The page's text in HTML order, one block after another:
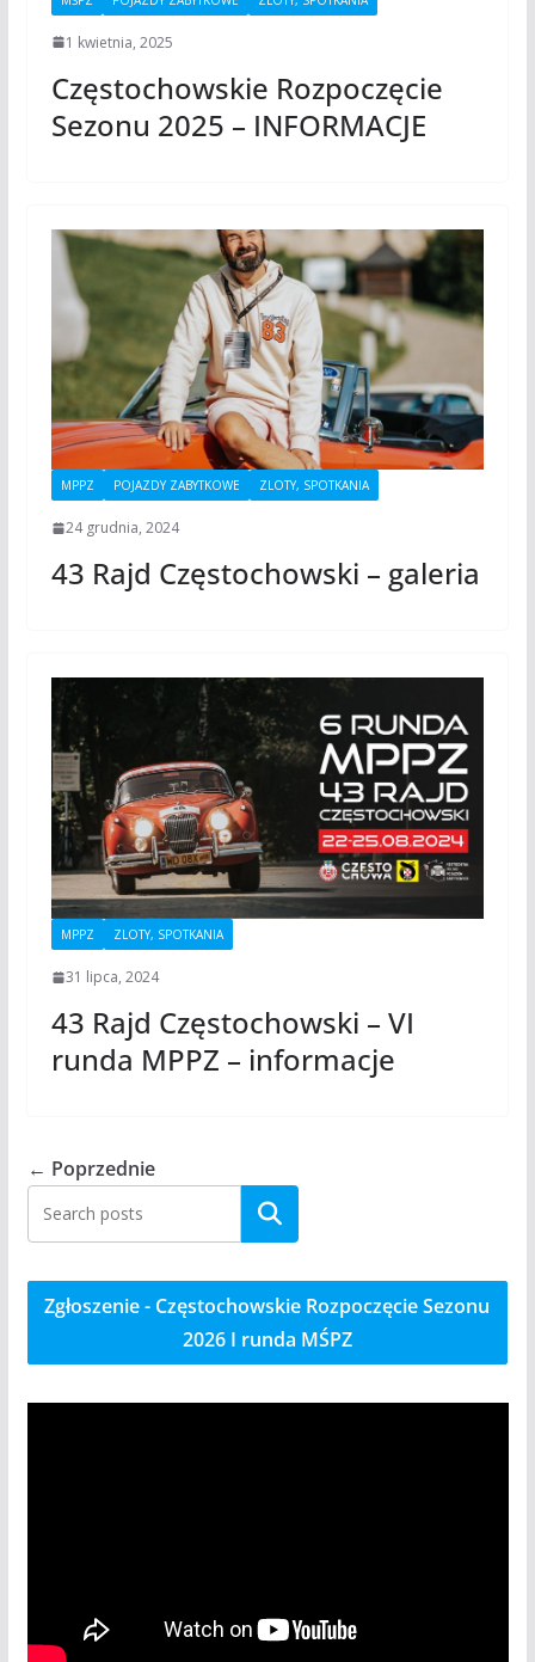
1 kwietnia, 2025
Częstochowskie Rozpoczęcie
Sezonu 2025 – INFORMACJE
MPPZ POJAZDY ZABYTKOWE ZLOTY, SPOTKANIA
24 grudnia, 2024
43 Rajd Częstochowski – galeria
MPPZ ZLOTY, SPOTKANIA
31 lipca, 2024
43 Rajd Częstochowski – VI
runda MPPZ – informacje
← Poprzednie
Szukaj
Zgłoszenie - Częstochowskie Rozpoczęcie Sezonu
2026 I runda MŚPZ